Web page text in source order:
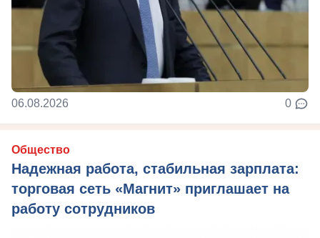
06.08.2026 0
Общество
Надежная работа, стабильная зарплата:
торговая сеть «Магнит» приглашает на
работу сотрудников